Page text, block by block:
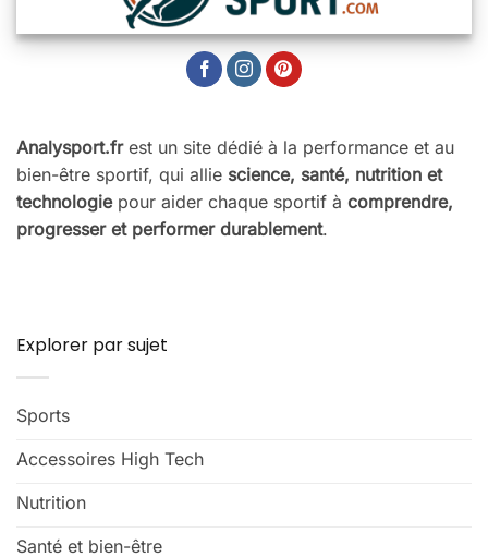
Analysport.frest un site dédié à la performance et au
bien-être sportif, qui allie science, santé, nutrition et
technologiepour aider chaque sportif à comprendre,
progresser et performer durablement.
Explorer par sujet
Sports
Accessoires High Tech
Nutrition
Santé et bien-être